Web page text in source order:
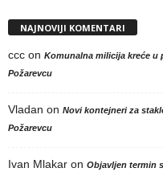
NAJNOVIJI KOMENTARI
ccc on Komunalna milicija kreće
Požarevcu
Vladan on Novi kontejneri za
Požarevcu
Ivan Mlakar on Objavljen termin